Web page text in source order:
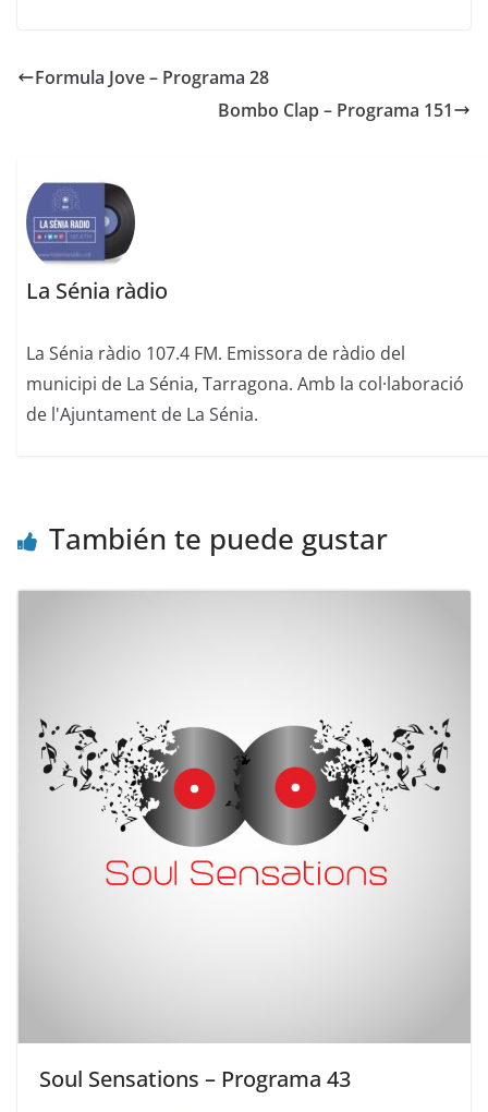
Formula Jove – Programa 28
Bombo Clap – Programa 151
La Sénia ràdio
La Sénia ràdio 107.4 FM. Emissora de ràdio del
municipi de La Sénia, Tarragona. Amb la col·laboració
de l'Ajuntament de La Sénia.
También te puede gustar
Soul Sensations – Programa 43